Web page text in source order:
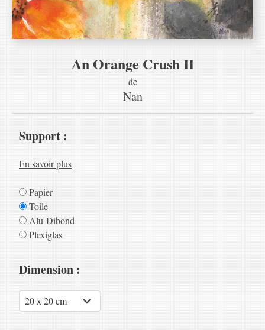
An Orange Crush II
de
Nan
Support :
En savoir plus
Papier
Toile
Alu-Dibond
Plexiglas
Dimension :